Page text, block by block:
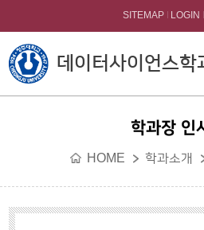
본문 바로
데이터사이언스학
SITEMAP LOGIN
학과장 인
HOME 학과소개